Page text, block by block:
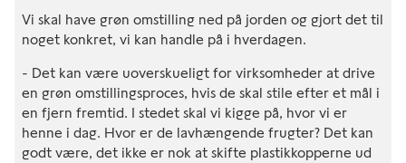
Vi skal have grøn omstilling ned på jorden og gjort det til
noget konkret, vi kan handle på i hverdagen.
- Det kan være uoverskueligt for virksomheder at drive
en grøn omstillingsproces, hvis de skal stile efter et mål i
en fjern fremtid. I stedet skal vi kigge på, hvor vi er
henne i dag. Hvor er de lavhængende frugter? Det kan
godt være, det ikke er nok at skifte plastikkopperne ud